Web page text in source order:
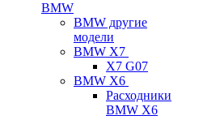
BMW
BMW другие
модели
BMW X7
X7 G07
BMW X6
Расходники
BMW X6